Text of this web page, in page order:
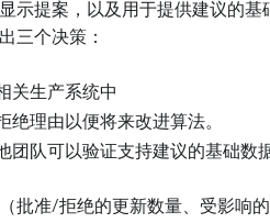
示提案，以及用于提供建议的基
三个决策：
关生产系统中
绝理由以便将来改进算法。
团队可以验证支持建议的基础数
批准/拒绝的更新数量、受影响